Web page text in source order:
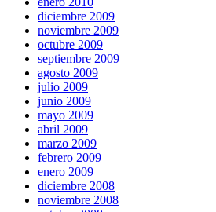
diciembre 2009
noviembre 2009
octubre 2009
septiembre 2009
agosto 2009
julio 2009
junio 2009
mayo 2009
abril 2009
marzo 2009
febrero 2009
enero 2009
diciembre 2008
noviembre 2008